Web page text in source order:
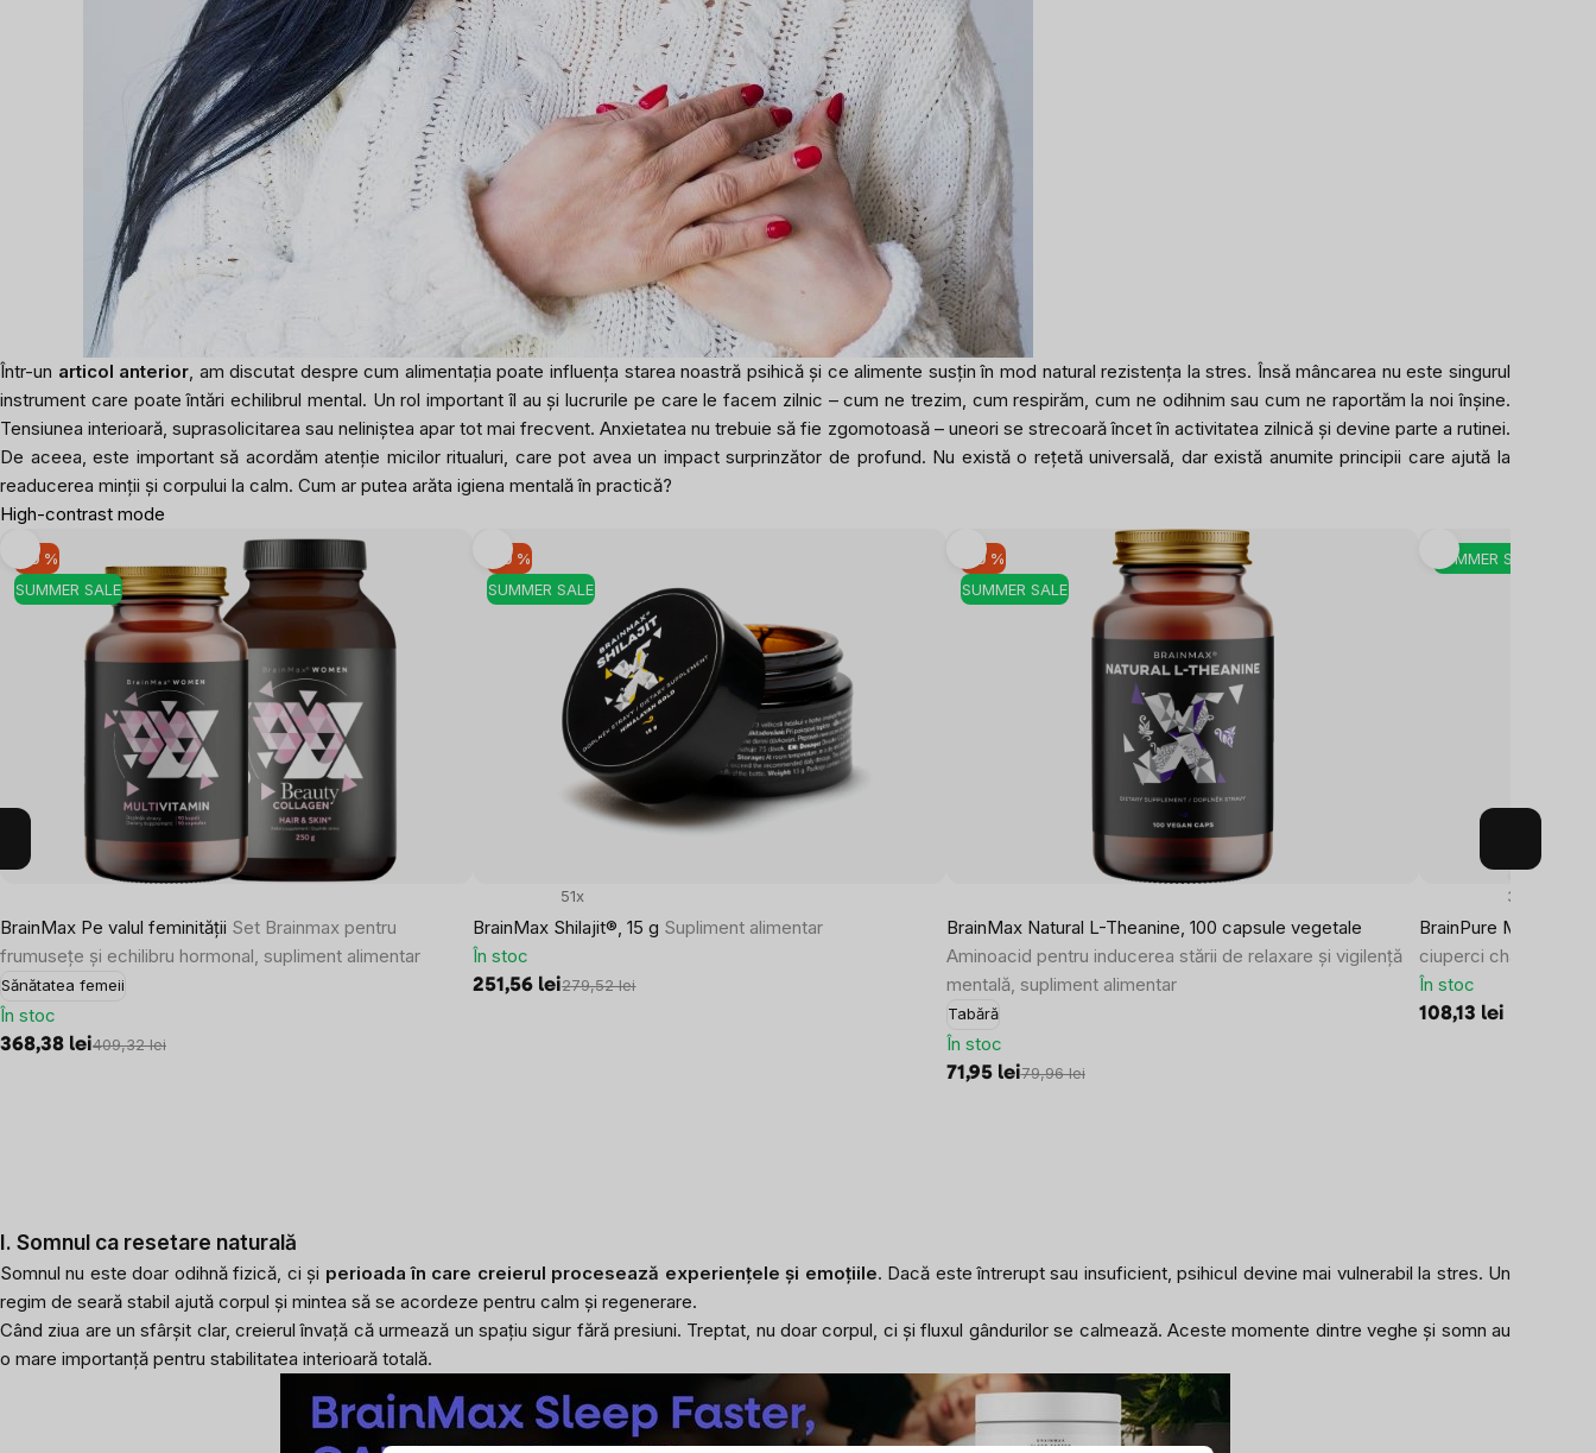
Într-un articol anterior, am discutat despre cum alimentația poate influența starea noastră psihică și ce alimente susțin în mod natural rezistența la stres. Însă mâncarea nu este singurul
instrument care poate întări echilibrul mental. Un rol important îl au și lucrurile pe care le facem zilnic – cum ne trezim, cum respirăm, cum ne odihnim sau cum ne raportăm la noi înșine.
Tensiunea interioară, suprasolicitarea sau neliniștea apar tot mai frecvent. Anxietatea nu trebuie să fie zgomotoasă – uneori se strecoară încet în activitatea zilnică și devine parte a rutinei.
De aceea, este important să acordăm atenție micilor ritualuri, care pot avea un impact surprinzător de profund. Nu există o rețetă universală, dar există anumite principii care ajută la
readucerea minții și corpului la calm. Cum ar putea arăta igiena mentală în practică?
High-contrast mode
SUMMER SALE
-10 %
BrainMax Pe valul feminității Set Brainmax pentru
frumusețe și echilibru hormonal, supliment alimentar
Sănătatea femeii
În stoc
368,38 lei409,32 lei
SUMMER SALE
-10 %
BrainMax Shilajit®, 15 g Supliment alimentar
51x
În stoc
251,56 lei279,52 lei
SUMMER SALE
-10 %
BrainMax Natural L-Theanine, 100 capsule vegetale
Aminoacid pentru inducerea stării de relaxare și vigilență
mentală, supliment alimentar
Tabără
În stoc
71,95 lei79,96 lei
SUMMER SALE
BrainPure
ciuperci chaga /
3x
În stoc
108,13 lei
I. Somnul ca resetare naturală
Somnul nu este doar odihnă fizică, ci și perioada în care creierul procesează experiențele și emoțiile. Dacă este întrerupt sau insuficient, psihicul devine mai vulnerabil la stres. Un
regim de seară stabil ajută corpul și mintea să se acordeze pentru calm și regenerare.
Când ziua are un sfârșit clar, creierul învață că urmează un spațiu sigur fără presiuni. Treptat, nu doar corpul, ci și fluxul gândurilor se calmează. Aceste momente dintre veghe și somn au
o mare importanță pentru stabilitatea interioară totală.